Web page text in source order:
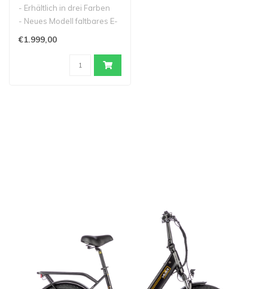
- Erhältlich in drei Farben
- Neues Modell faltbares E-
€1.999,00